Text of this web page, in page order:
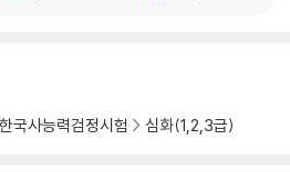
한국사능력검정시험 심화(1,2,3급)